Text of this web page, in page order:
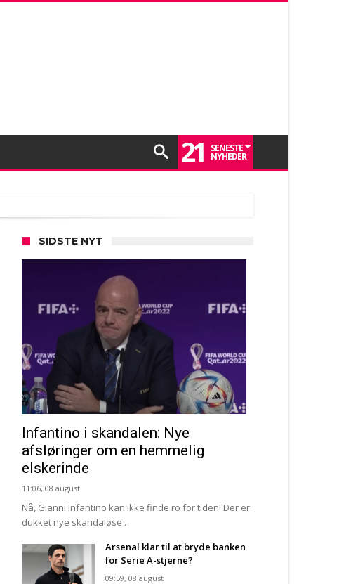
21 SENESTE
NYHEDER
SIDSTE NYT
Infantino i skandalen: Nye
afsløringer om en hemmelig
elskerinde
11:06, 08 august
Nå, Gianni Infantino kan ikke finde ro for tiden! Der er
dukket nye skandaløse …
Arsenal klar til at bryde banken
for Serie A-stjerne?
09:59, 08 august